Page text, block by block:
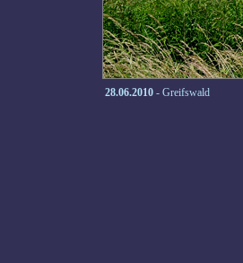
28.06.2010 - Greifswald